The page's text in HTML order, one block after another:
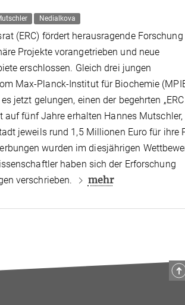
Nedialkova
(ERC) fördert herausragende Forschung
Projekte vorangetrieben und neue
erschlossen. Gleich drei jungen
Max-Planck-Institut für Biochemie
jetzt gelungen, einen der begehrten
auf fünf Jahre erhalten Hannes Mutschler,
jeweils rund 1,5 Millionen Euro für ihre
wurden im diesjährigen
haben sich der Erforschung
verschrieben.
mehr